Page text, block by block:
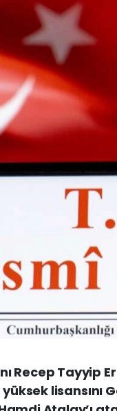
Recep Tayyip
yüksek